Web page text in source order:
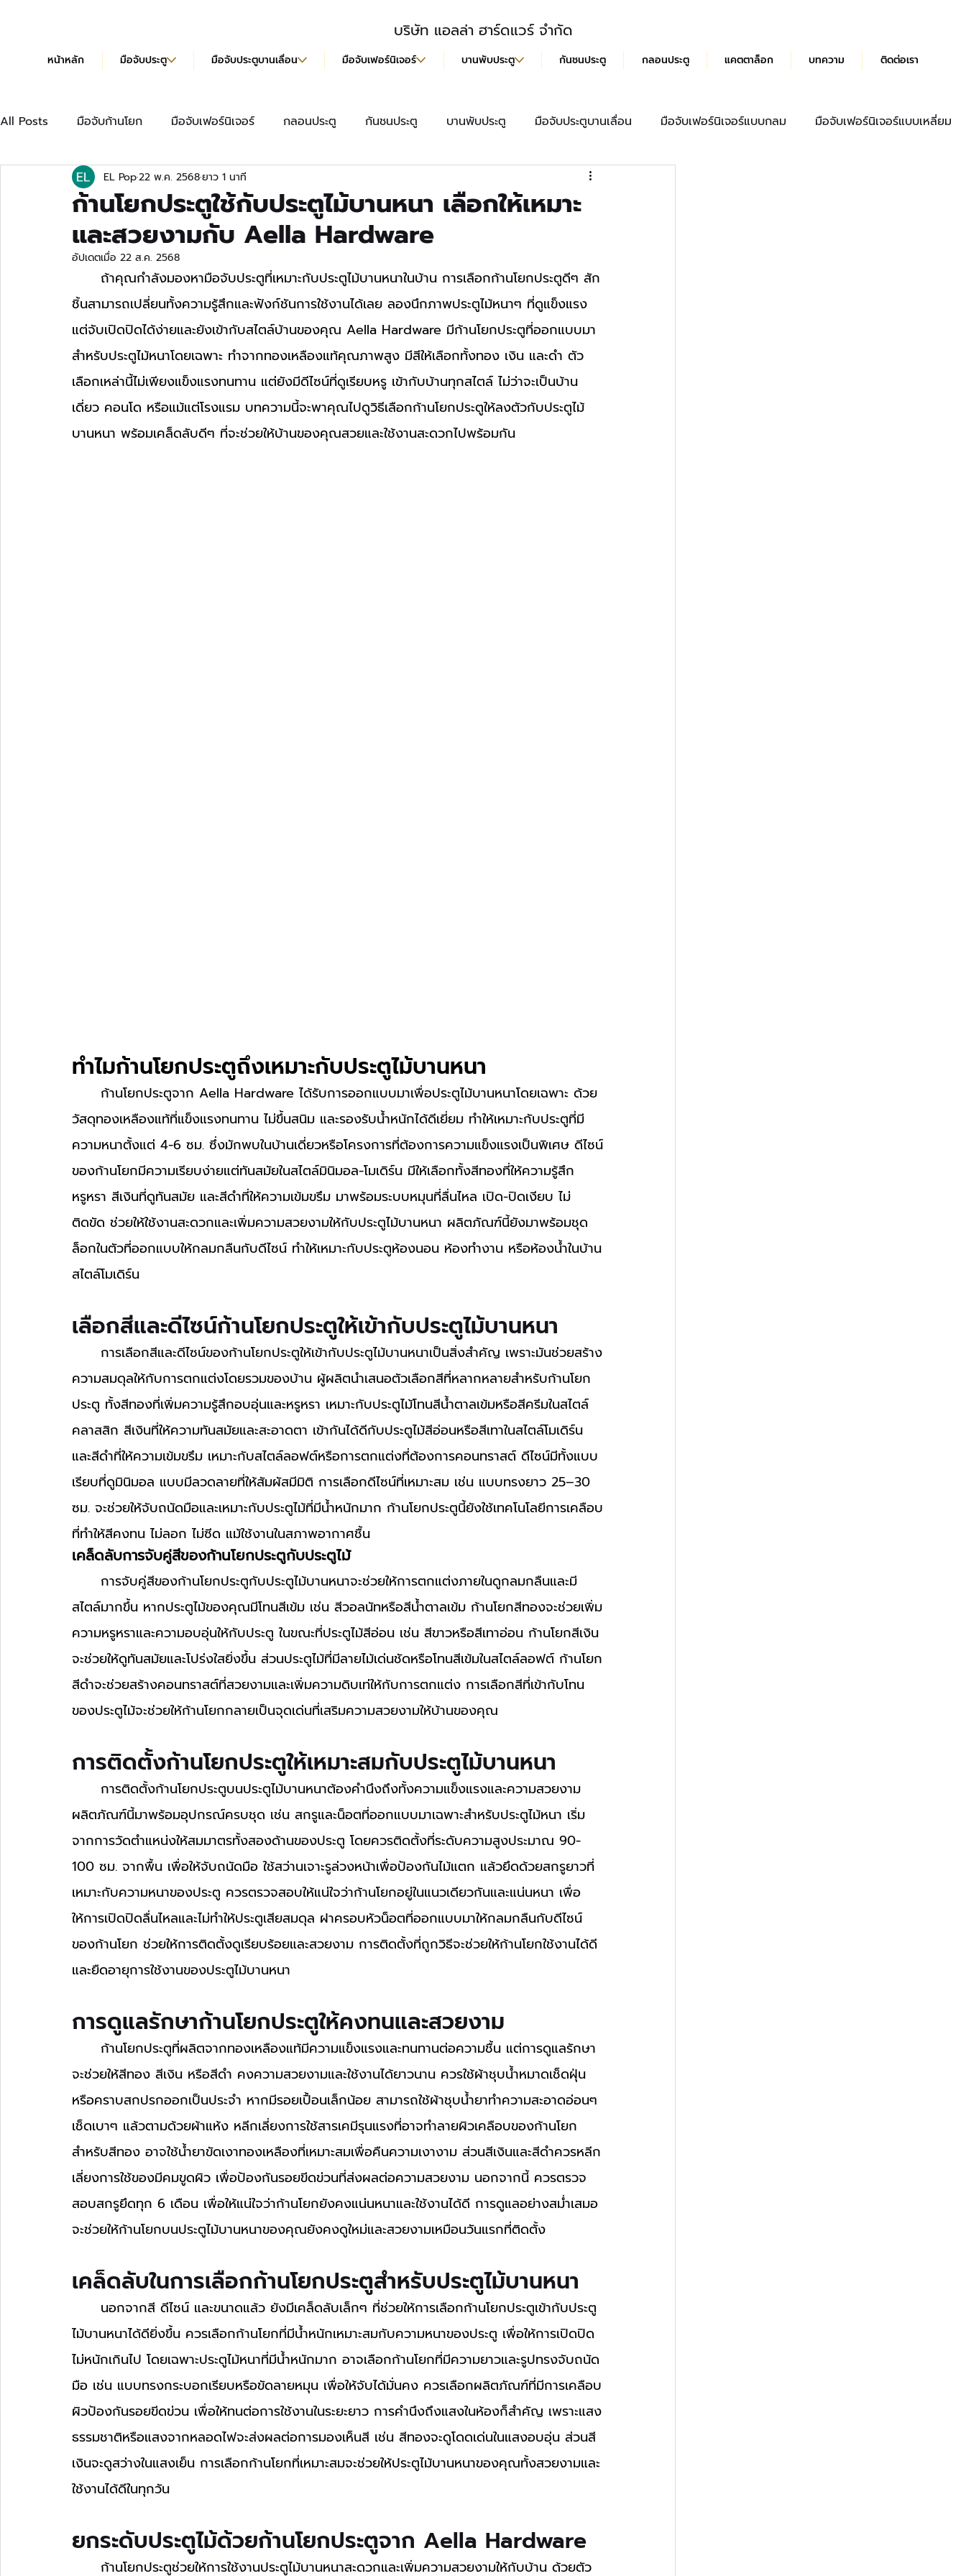
บริษัท แอลล่า ฮาร์ดแวร์ จำกัด
หน้าหลัก มือจับประตู มือจับประตูบานเลื่อน มือจับเฟอร์นิเจอร์ บานพับประตู กันชนประตู กลอนประตู แคตตาล็อก บทความ ติดต่อเรา
All Posts มือจับก้านโยก มือจับเฟอร์นิเจอร์ กลอนประตู กันชนประตู บานพับประตู มือจับประตูบานเลื่อน มือจับเฟอร์นิเจอร์แบบกลม มือจับเฟอร์นิเจอร์แบบเหลี่ยม
มือจับเฟอร์นิเจอร์แบบยาว บานพับข้อเสือ มือจับฝังบานเลื่อน
บานพับข้อเสือ Hydraulic แคตตาล็อก
ก้านโยกประตูใช้กับประตูไม้บานหนา เลือกให้เหมาะ
และสวยงามกับ Aella Hardware
EL Pop22 พ.ค. 2568ยาว 1 นาที
อัปเดตเมื่อ 22 ส.ค. 2568
ชิ้นสามารถเปลี่ยนทั้งความรู้สึกและฟังก์ชันการใช้งานได้เลย ลองนึกภาพประตูไม้หนาๆ ที่ดูแข็งแรง
แต่จับเปิดปิดได้ง่ายและยังเข้ากับสไตล์บ้านของคุณ Aella Hardware มีก้านโยกประตูที่ออกแบบมา
สำหรับประตูไม้หนาโดยเฉพาะ ทำจากทองเหลืองแท้คุณภาพสูง มีสีให้เลือกทั้งทอง เงิน และดำ ตัว
เลือกเหล่านี้ไม่เพียงแข็งแรงทนทาน แต่ยังมีดีไซน์ที่ดูเรียบหรู เข้ากับบ้านทุกสไตล์ ไม่ว่าจะเป็นบ้าน
เดี่ยว คอนโด หรือแม้แต่โรงแรม บทความนี้จะพาคุณไปดูวิธีเลือกก้านโยกประตูให้ลงตัวกับประตูไม้
บานหนา พร้อมเคล็ดลับดีๆ ที่จะช่วยให้บ้านของคุณสวยและใช้งานสะดวกไปพร้อมกัน
ทำไมก้านโยกประตูถึงเหมาะกับประตูไม้บานหนา
วัสดุทองเหลืองแท้ที่แข็งแรงทนทาน ไม่ขึ้นสนิม และรองรับน้ำหนักได้ดีเยี่ยม ทำให้เหมาะกับประตูที่มี
ความหนาตั้งแต่ 4-6 ซม. ซึ่งมักพบในบ้านเดี่ยวหรือโครงการที่ต้องการความแข็งแรงเป็นพิเศษ ดีไซน์
ของก้านโยกมีความเรียบง่ายแต่ทันสมัยในสไตล์มินิมอล-โมเดิร์น มีให้เลือกทั้งสีทองที่ให้ความรู้สึก
หรูหรา สีเงินที่ดูทันสมัย และสีดำที่ให้ความเข้มขรึม มาพร้อมระบบหมุนที่ลื่นไหล เปิด-ปิดเงียบ ไม่
ติดขัด ช่วยให้ใช้งานสะดวกและเพิ่มความสวยงามให้กับประตูไม้บานหนา ผลิตภัณฑ์นี้ยังมาพร้อมชุด
ล็อกในตัวที่ออกแบบให้กลมกลืนกับดีไซน์ ทำให้เหมาะกับประตูห้องนอน ห้องทำงาน หรือห้องน้ำในบ้าน
สไตล์โมเดิร์น
เลือกสีและดีไซน์ก้านโยกประตูให้เข้ากับประตูไม้บานหนา
ความสมดุลให้กับการตกแต่งโดยรวมของบ้าน ผู้ผลิตนำเสนอตัวเลือกสีที่หลากหลายสำหรับก้านโยก
ประตู ทั้งสีทองที่เพิ่มความรู้สึกอบอุ่นและหรูหรา เหมาะกับประตูไม้โทนสีน้ำตาลเข้มหรือสีครีมในสไตล์
คลาสสิก สีเงินที่ให้ความทันสมัยและสะอาดตา เข้ากันได้ดีกับประตูไม้สีอ่อนหรือสีเทาในสไตล์โมเดิร์น
และสีดำที่ให้ความเข้มขรึม เหมาะกับสไตล์ลอฟต์หรือการตกแต่งที่ต้องการคอนทราสต์ ดีไซน์มีทั้งแบบ
เรียบที่ดูมินิมอล แบบมีลวดลายที่ให้สัมผัสมีมิติ การเลือกดีไซน์ที่เหมาะสม เช่น แบบทรงยาว 25–30
ซม. จะช่วยให้จับถนัดมือและเหมาะกับประตูไม้ที่มีน้ำหนักมาก ก้านโยกประตูนี้ยังใช้เทคโนโลยีการเคลือบ
ที่ทำให้สีคงทน ไม่ลอก ไม่ซีด แม้ใช้งานในสภาพอากาศชื้น
เคล็ดลับการจับคู่สีของก้านโยกประตูกับประตูไม้
สไตล์มากขึ้น หากประตูไม้ของคุณมีโทนสีเข้ม เช่น สีวอลนัทหรือสีน้ำตาลเข้ม ก้านโยกสีทองจะช่วยเพิ่ม
ความหรูหราและความอบอุ่นให้กับประตู ในขณะที่ประตูไม้สีอ่อน เช่น สีขาวหรือสีเทาอ่อน ก้านโยกสีเงิน
จะช่วยให้ดูทันสมัยและโปร่งใสยิ่งขึ้น ส่วนประตูไม้ที่มีลายไม้เด่นชัดหรือโทนสีเข้มในสไตล์ลอฟต์ ก้านโยก
สีดำจะช่วยสร้างคอนทราสต์ที่สวยงามและเพิ่มความดิบเท่ให้กับการตกแต่ง การเลือกสีที่เข้ากับโทน
ของประตูไม้จะช่วยให้ก้านโยกกลายเป็นจุดเด่นที่เสริมความสวยงามให้บ้านของคุณ
การติดตั้งก้านโยกประตูให้เหมาะสมกับประตูไม้บานหนา
ผลิตภัณฑ์นี้มาพร้อมอุปกรณ์ครบชุด เช่น สกรูและน็อตที่ออกแบบมาเฉพาะสำหรับประตูไม้หนา เริ่ม
จากการวัดตำแหน่งให้สมมาตรทั้งสองด้านของประตู โดยควรติดตั้งที่ระดับความสูงประมาณ 90-
100 ซม. จากพื้น เพื่อให้จับถนัดมือ ใช้สว่านเจาะรูล่วงหน้าเพื่อป้องกันไม้แตก แล้วยึดด้วยสกรูยาวที่
เหมาะกับความหนาของประตู ควรตรวจสอบให้แน่ใจว่าก้านโยกอยู่ในแนวเดียวกันและแน่นหนา เพื่อ
ให้การเปิดปิดลื่นไหลและไม่ทำให้ประตูเสียสมดุล ฝาครอบหัวน็อตที่ออกแบบมาให้กลมกลืนกับดีไซน์
ของก้านโยก ช่วยให้การติดตั้งดูเรียบร้อยและสวยงาม การติดตั้งที่ถูกวิธีจะช่วยให้ก้านโยกใช้งานได้ดี
และยืดอายุการใช้งานของประตูไม้บานหนา
การดูแลรักษาก้านโยกประตูให้คงทนและสวยงาม
จะช่วยให้สีทอง สีเงิน หรือสีดำ คงความสวยงามและใช้งานได้ยาวนาน ควรใช้ผ้าชุบน้ำหมาดเช็ดฝุ่น
หรือคราบสกปรกออกเป็นประจำ หากมีรอยเปื้อนเล็กน้อย สามารถใช้ผ้าชุบน้ำยาทำความสะอาดอ่อนๆ
เช็ดเบาๆ แล้วตามด้วยผ้าแห้ง หลีกเลี่ยงการใช้สารเคมีรุนแรงที่อาจทำลายผิวเคลือบของก้านโยก
สำหรับสีทอง อาจใช้น้ำยาขัดเงาทองเหลืองที่เหมาะสมเพื่อคืนความเงางาม ส่วนสีเงินและสีดำควรหลีก
เลี่ยงการใช้ของมีคมขูดผิว เพื่อป้องกันรอยขีดข่วนที่ส่งผลต่อความสวยงาม นอกจากนี้ ควรตรวจ
สอบสกรูยึดทุก 6 เดือน เพื่อให้แน่ใจว่าก้านโยกยังคงแน่นหนาและใช้งานได้ดี การดูแลอย่างสม่ำเสมอ
จะช่วยให้ก้านโยกบนประตูไม้บานหนาของคุณยังคงดูใหม่และสวยงามเหมือนวันแรกที่ติดตั้ง
เคล็ดลับในการเลือกก้านโยกประตูสำหรับประตูไม้บานหนา
ไม้บานหนาได้ดียิ่งขึ้น ควรเลือกก้านโยกที่มีน้ำหนักเหมาะสมกับความหนาของประตู เพื่อให้การเปิดปิด
ไม่หนักเกินไป โดยเฉพาะประตูไม้หนาที่มีน้ำหนักมาก อาจเลือกก้านโยกที่มีความยาวและรูปทรงจับถนัด
มือ เช่น แบบทรงกระบอกเรียบหรือขัดลายหมุน เพื่อให้จับได้มั่นคง ควรเลือกผลิตภัณฑ์ที่มีการเคลือบ
ผิวป้องกันรอยขีดข่วน เพื่อให้ทนต่อการใช้งานในระยะยาว การคำนึงถึงแสงในห้องก็สำคัญ เพราะแสง
ธรรมชาติหรือแสงจากหลอดไฟจะส่งผลต่อการมองเห็นสี เช่น สีทองจะดูโดดเด่นในแสงอบอุ่น ส่วนสี
เงินจะดูสว่างในแสงเย็น การเลือกก้านโยกที่เหมาะสมจะช่วยให้ประตูไม้บานหนาของคุณทั้งสวยงามและ
ใช้งานได้ดีในทุกวัน
ยกระดับประตูไม้ด้วยก้านโยกประตูจาก Aella Hardware